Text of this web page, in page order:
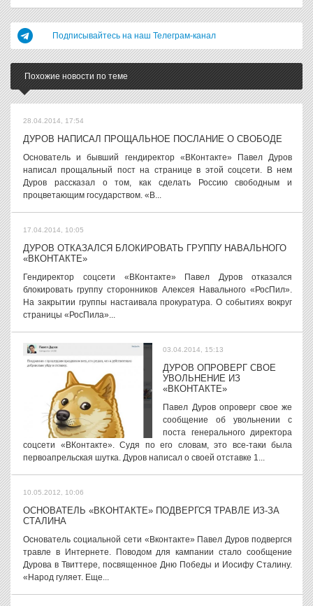
Подписывайтесь на наш Телеграм-канал
Похожие новости по теме
28.04.2014, 17:54
ДУРОВ НАПИСАЛ ПРОЩАЛЬНОЕ ПОСЛАНИЕ О СВОБОДЕ
Основатель и бывший гендиректор «ВКонтакте» Павел Дуров
написал прощальный пост на странице в этой соцсети. В нем
Дуров рассказал о том, как сделать Россию свободным и
процветающим государством. «В...
17.04.2014, 10:05
ДУРОВ ОТКАЗАЛСЯ БЛОКИРОВАТЬ ГРУППУ НАВАЛЬНОГО
«ВКОНТАКТЕ»
Гендиректор соцсети «ВКонтакте» Павел Дуров отказался
блокировать группу сторонников Алексея Навального «РосПил».
На закрытии группы настаивала прокуратура. О событиях вокруг
страницы «РосПила»...
03.04.2014, 15:13
ДУРОВ ОПРОВЕРГ СВОЕ
УВОЛЬНЕНИЕ ИЗ
«ВКОНТАКТЕ»
Павел Дуров опроверг свое же
сообщение об увольнении с
поста генерального директора
соцсети «ВКонтакте». Судя по его словам, это все-таки была
первоапрельская шутка. Дуров написал о своей отставке 1...
10.05.2012, 10:06
ОСНОВАТЕЛЬ «ВКОНТАКТЕ» ПОДВЕРГСЯ ТРАВЛЕ ИЗ-ЗА
СТАЛИНА
Основатель социальной сети «Вконтакте» Павел Дуров подвергся
травле в Интернете. Поводом для кампании стало сообщение
Дурова в Твиттере, посвященное Дню Победы и Иосифу Сталину.
«Народ гуляет. Еще...